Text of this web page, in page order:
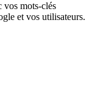
vos mots-clés
et vos utilisateurs.